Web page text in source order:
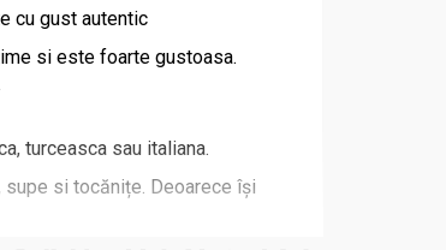
cu gust autentic
si este foarte gustoasa.
turceasca sau italiana.
si tocănițe. Deoarece își